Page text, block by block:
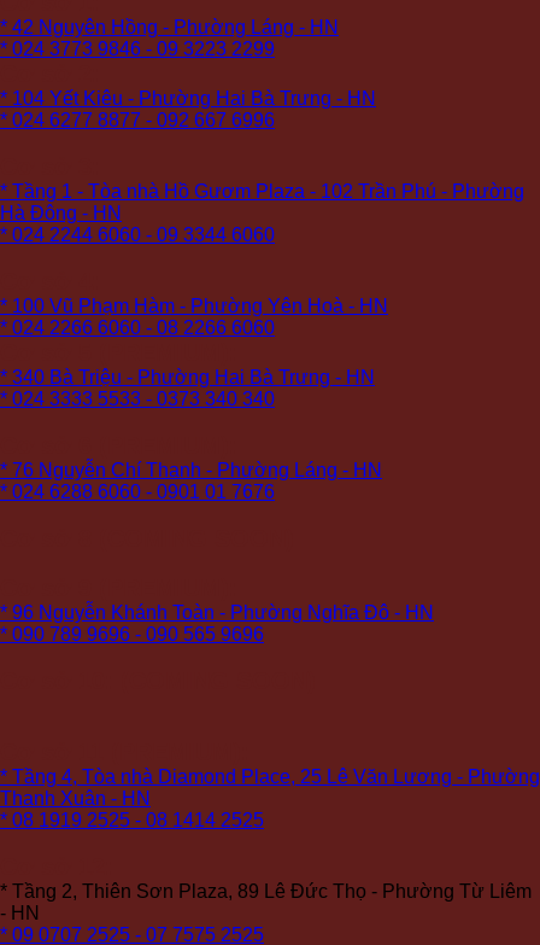
* 42 Nguyên Hồng - Phường Láng - HN
* 024 3773 9846 - 09 3223 2299
* 104 Yết Kiêu - Phường Hai Bà Trưng - HN
* 024 6277 8877 - 092 667 6996
* Tầng 1 - Tòa nhà Hồ Gươm Plaza - 102 Trần Phú - Phường
Hà Đông - HN
* 024 2244 6060 - 09 3344 6060
* 100 Vũ Phạm Hàm - Phường Yên Hoà - HN
* 024 2266 6060 - 08 2266 6060
* 340 Bà Triệu - Phường Hai Bà Trưng - HN
* 024 3333 5533 - 0373 340 340
* 76 Nguyễn Chí Thanh - Phường Láng - HN
* 024 6288 6060 - 0901 01 7676
* 96 Nguyễn Khánh Toàn - Phường Nghĩa Đô - HN
* 090 789 9696 - 090 565 9696
* Tầng 4, Tòa nhà Diamond Place, 25 Lê Văn Lương - Phường
Thanh Xuân - HN
* 08 1919 2525 - 08 1414 2525
* Tầng 2, Thiên Sơn Plaza, 89 Lê Đức Thọ - Phường Từ Liêm
- HN
* 09 0707 2525 - 07 7575 2525